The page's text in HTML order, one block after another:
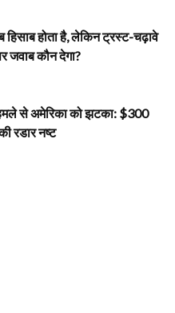
होता है, लेकिन ट्रस्ट-चढ़ावे
जवाब कौन देगा?
से अमेरिका को झटका: $300
रडार नष्ट